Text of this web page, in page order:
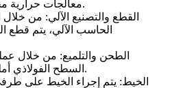
معالجات حرارية محددة لزيادة قوته وصلابته.
القطع والتصنيع الآلي: من
الحاسب الآلي، يتم قطع
الطحن والتلميع: من خلال
السطح الفولاذي أملسًا ويلبي متطلبات الدقة.
الخيط: يتم إجراء الخيط على